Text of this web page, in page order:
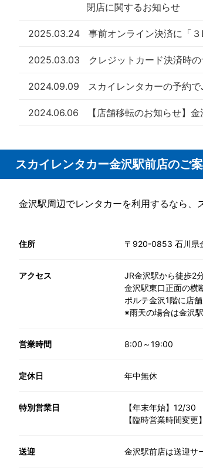
閉店に関するお知らせ
2025.03.24 事前オンライン決済に「
2025.03.03 クレジットカード決済時
2024.09.09 スカイレンタカーの予約
2024.06.06 【店舗移転のお知らせ】
スカイレンタカー金沢駅前店のご
金沢駅周辺でレンタカーを利用するなら、
住所 〒920-0853 石川県
アクセス
JR金沢駅から徒歩2
金沢駅東口正面の横
ポルテ金沢1階に店
※雨天の場合は金沢
営業時間 8:00～19:00
定休日 年中無休
特別営業日
【年末年始】12/
【臨時営業時間変
送迎 金沢駅前店は送迎サ